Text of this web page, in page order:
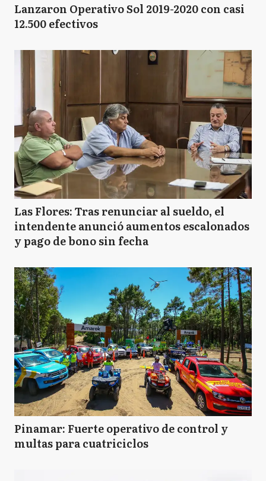
Lanzaron Operativo Sol 2019-2020 con casi
12.500 efectivos
Las Flores: Tras renunciar al sueldo, el
intendente anunció aumentos escalonados
y pago de bono sin fecha
Pinamar: Fuerte operativo de control y
multas para cuatriciclos